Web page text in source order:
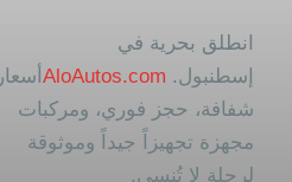
انطلق بحرية في
إسطنبول. AloAutos.com أسعار
شفافة، حجز فوري، ومركبات
مجهزة تجهيزاً جيداً وموثوقة
لرحلة لا تُنسى.